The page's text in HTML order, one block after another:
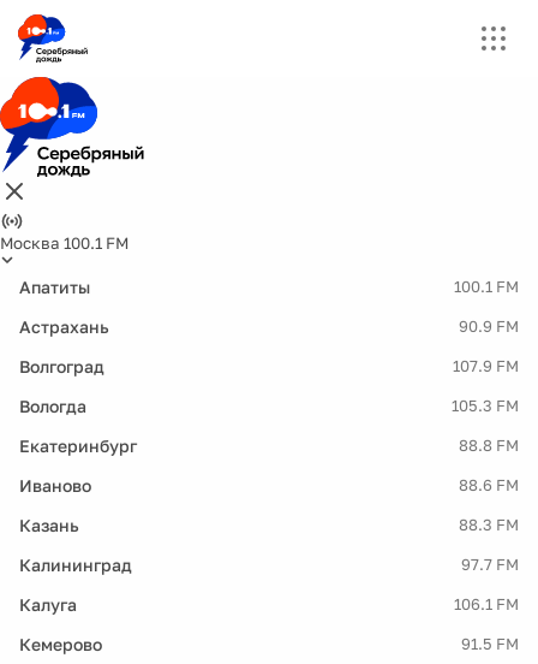
Москва 100.1 FM
Апатиты 100.1 FM
Астрахань 90.9 FM
Волгоград 107.9 FM
Вологда 105.3 FM
Екатеринбург 88.8 FM
Иваново 88.6 FM
Казань 88.3 FM
Калининград 97.7 FM
Калуга 106.1 FM
Кемерово 91.5 FM